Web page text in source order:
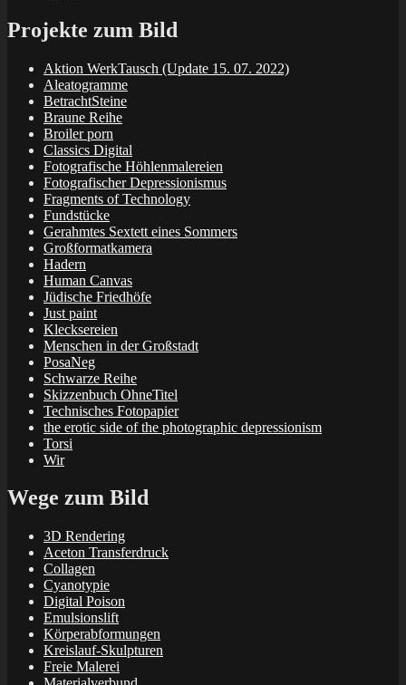
Projekte zum Bild
Aktion WerkTausch (Update 15. 07. 2022)
Aleatogramme
BetrachtSteine
Braune Reihe
Broiler porn
Classics Digital
Fotografische Höhlenmalereien
Fotografischer Depressionismus
Fragments of Technology
Fundstücke
Gerahmtes Sextett eines Sommers
Großformatkamera
Hadern
Human Canvas
Jüdische Friedhöfe
Just paint
Klecksereien
Menschen in der Großstadt
PosaNeg
Schwarze Reihe
Skizzenbuch OhneTitel
Technisches Fotopapier
the erotic side of the photographic depressionism
Torsi
Wir
Wege zum Bild
3D Rendering
Aceton Transferdruck
Collagen
Cyanotypie
Digital Poison
Emulsionslift
Körperabformungen
Kreislauf-Skulpturen
Freie Malerei